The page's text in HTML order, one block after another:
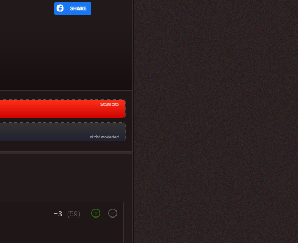
Startseite
nicht moderiert
+3 (59)